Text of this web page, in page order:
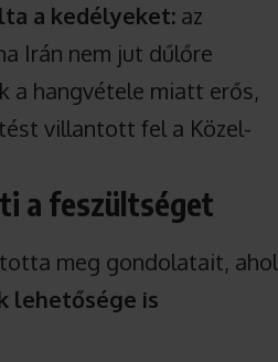
a kedélyeket: az
Irán nem jut dűlőre
a hangvétele miatt erős,
villantott fel a Közel-
a feszültséget
meg gondolatait, ahol
lehetősége is